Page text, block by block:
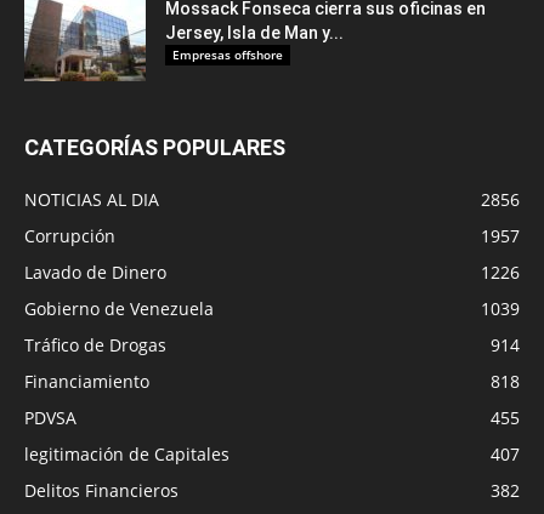
Mossack Fonseca cierra sus oficinas en
Jersey, Isla de Man y...
Empresas offshore
CATEGORÍAS POPULARES
NOTICIAS AL DIA
2856
Corrupción
1957
Lavado de Dinero
1226
Gobierno de Venezuela
1039
Tráfico de Drogas
914
Financiamiento
818
PDVSA
455
legitimación de Capitales
407
Delitos Financieros
382